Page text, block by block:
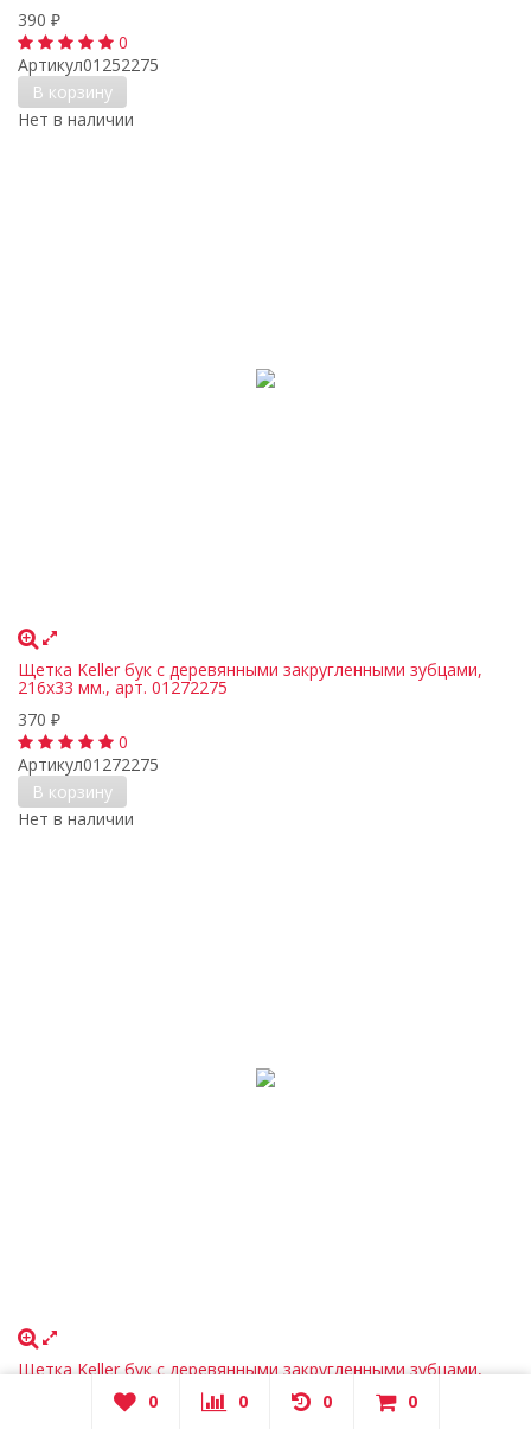
390 ₽
0
Артикул01252275
В корзину
Нет в наличии
Щетка Keller бук с деревянными закругленными зубцами,
216х33 мм., арт. 01272275
370 ₽
0
Артикул01272275
В корзину
Нет в наличии
Щетка Keller бук с деревянными закругленными зубцами,
0 0 0 0